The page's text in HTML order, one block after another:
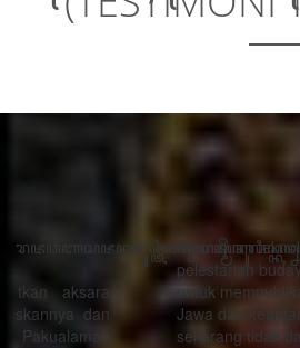
“Kemajuan teknologi bukanlah
pelestarian budaya, justru
untuk mempublikasikan kekayaan
Jawa dan kearifan-kearifan lokal
sekarang tidak dapat lepas dari